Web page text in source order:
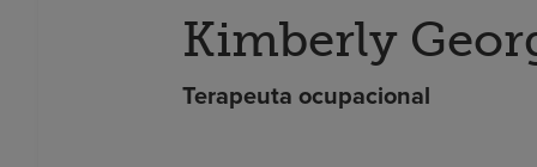
Kimberly
Terapeuta ocupacional